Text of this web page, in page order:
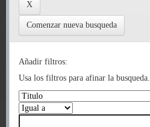
Comenzar nueva busqueda
Añadir filtros:
Usa los filtros para afinar la busqueda.